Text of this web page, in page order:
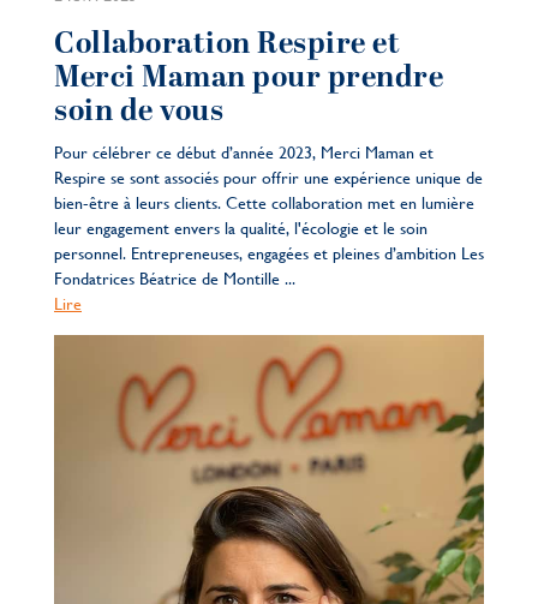
Collaboration Respire et
Merci Maman pour prendre
soin de vous
Pour célébrer ce début d’année 2023, Merci Maman et
Respire se sont associés pour offrir une expérience unique de
bien-être à leurs clients. Cette collaboration met en lumière
leur engagement envers la qualité, l'écologie et le soin
personnel. Entrepreneuses, engagées et pleines d’ambition Les
Fondatrices Béatrice de Montille ...
Lire